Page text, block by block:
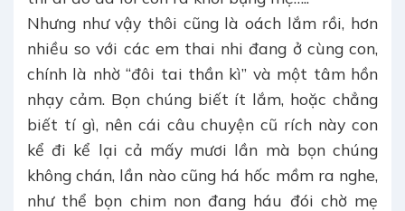
Nhưng như vậy thôi cũng là oách lắm rồi, hơn
nhiều so với các em thai nhi đang ở cùng con,
chính là nhờ “đôi tai thần kì” và một tâm hồn
nhạy cảm. Bọn chúng biết ít lắm, hoặc chẳng
biết tí gì, nên cái câu chuyện cũ rích này con
kể đi kể lại cả mấy mươi lần mà bọn chúng
không chán, lần nào cũng há hốc mồm ra nghe,
như thể bọn chim non đang háu đói chờ mẹ